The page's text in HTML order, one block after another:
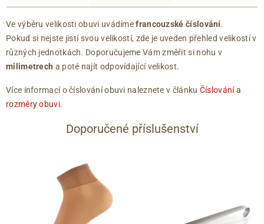
Ve výběru velikosti obuvi uvádímefrancouzské číslování.
Pokud si nejste jistí svou velikostí, zde je uveden přehled velikostí v
různých jednotkách. Doporučujeme Vám změřit si nohu v
milimetrech a poté najít odpovídající velikost.
Více informací o číslování obuvi naleznete v článku Číslování a
rozměry obuvi.
Doporučené příslušenství